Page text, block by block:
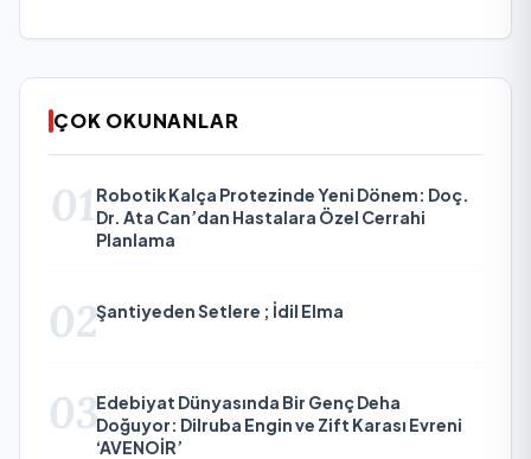
ÇOK OKUNANLAR
01 Robotik Kalça Protezinde Yeni Dönem: Doç.
Dr. Ata Can’dan Hastalara Özel Cerrahi
Planlama
02Şantiyeden Setlere ; İdil Elma
03Edebiyat Dünyasında Bir Genç Deha
Doğuyor: Dilruba Engin ve Zift Karası Evreni
‘AVENOİR’